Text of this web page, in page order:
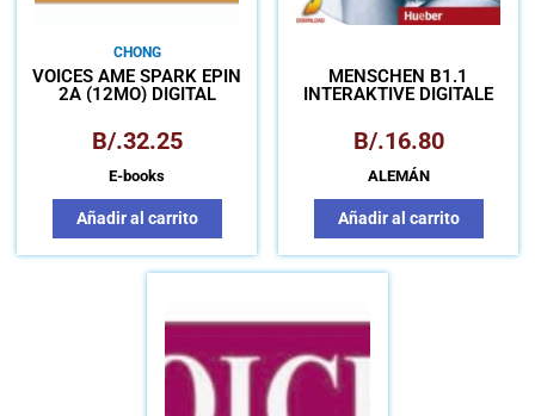
CHONG
VOICES AME SPARK EPIN
2A (12MO) DIGITAL
B/.32.25
E-books
Añadir al carrito
MENSCHEN B1.1
INTERAKTIVE DIGITALE
ARBEITSBUCH
B/.16.80
ALEMÁN
Añadir al carrito